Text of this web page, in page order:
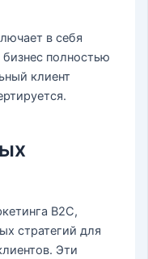
в себя
полностью
клиент
B2C,
стратегий для
Эти